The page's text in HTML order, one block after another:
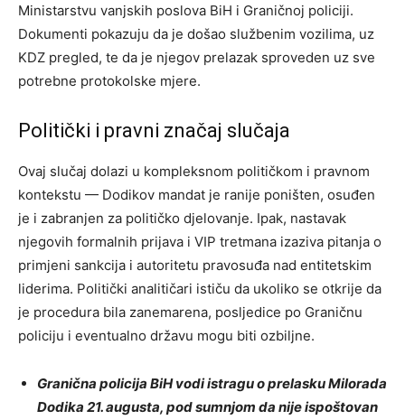
Ministarstvu vanjskih poslova BiH i Graničnoj policiji.
Dokumenti pokazuju da je došao službenim vozilima, uz
KDZ pregled, te da je njegov prelazak sproveden uz sve
potrebne protokolske mjere.
Politički i pravni značaj slučaja
Ovaj slučaj dolazi u kompleksnom političkom i pravnom
kontekstu — Dodikov mandat je ranije poništen, osuđen
je i zabranjen za političko djelovanje. Ipak, nastavak
njegovih formalnih prijava i VIP tretmana izaziva pitanja o
primjeni sankcija i autoritetu pravosuđa nad entitetskim
liderima. Politički analitičari ističu da ukoliko se otkrije da
je procedura bila zanemarena, posljedice po Graničnu
policiju i eventualno državu mogu biti ozbiljne.
Granična policija BiH vodi istragu o prelasku Milorada
Dodika 21. augusta, pod sumnjom da nije ispoštovan